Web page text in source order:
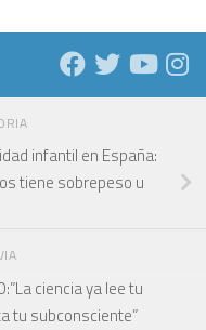
infantil en España:
tiene sobrepeso u
ciencia ya lee tu
tu subconsciente”